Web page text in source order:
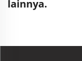
lainnya.